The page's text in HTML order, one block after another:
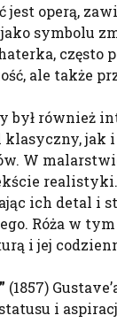
jest operą,
symbolu
często
ale także
był również
klasyczny,
W
ich detal i
Róża w
i jej
(1857)
i